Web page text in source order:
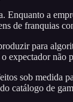
a
de franquias
para
expectador não
sob
catálogo de